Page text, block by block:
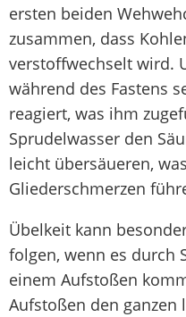
ersten beiden
zusammen, dass
verstoffwechselt wird.
während des Fastens
reagiert, was ihm
Sprudelwasser den
leicht übersäueren,
Gliederschmerzen
Übelkeit kann
folgen, wenn es durch
einem Aufstoßen
Aufstoßen den ganzen